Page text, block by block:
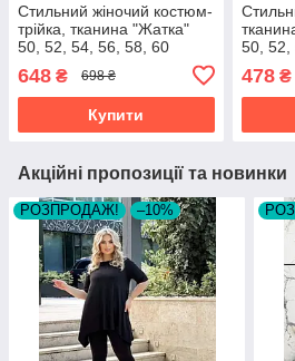
Стильний жіночий костюм-
трійка, тканина "Жатка"
50, 52, 54, 56, 58, 60
648 ₴ 698 ₴
Купити
50, 52,
478₴
Акційні пропозиції та новинки
РОЗПРОДАЖ! –10%